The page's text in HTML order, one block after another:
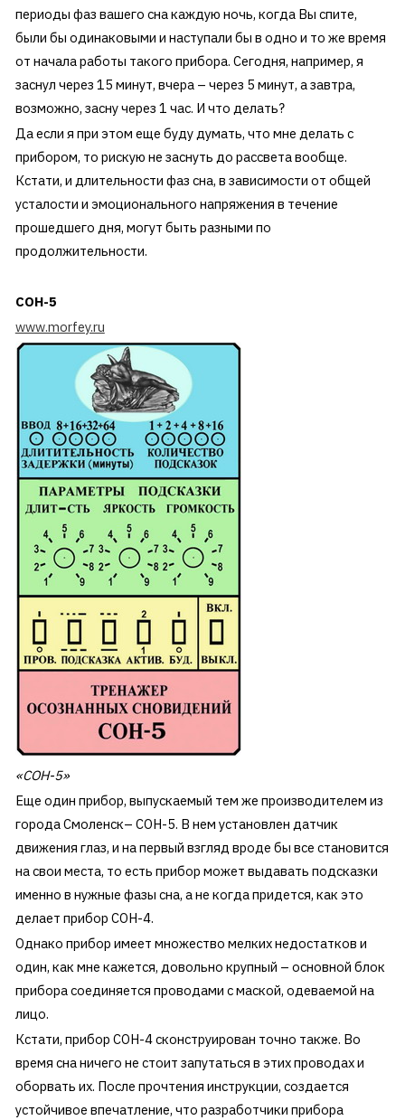
периоды фаз вашего сна каждую ночь, когда Вы спите,
были бы одинаковыми и наступали бы в одно и то же время
от начала работы такого прибора. Сегодня, например, я
заснул через 15 минут, вчера – через 5 минут, а завтра,
возможно, засну через 1 час. И что делать?
Да если я при этом еще буду думать, что мне делать с
прибором, то рискую не заснуть до рассвета вообще.
Кстати, и длительности фаз сна, в зависимости от общей
усталости и эмоционального напряжения в течение
прошедшего дня, могут быть разными по
продолжительности.
СОН-5
www.morfey.ru
«СОН-5»
Еще один прибор, выпускаемый тем же производителем из
города Смоленск– СОН-5. В нем установлен датчик
движения глаз, и на первый взгляд вроде бы все становится
на свои места, то есть прибор может выдавать подсказки
именно в нужные фазы сна, а не когда придется, как это
делает прибор СОН-4.
Однако прибор имеет множество мелких недостатков и
один, как мне кажется, довольно крупный – основной блок
прибора соединяется проводами с маской, одеваемой на
лицо.
Кстати, прибор СОН-4 сконструирован точно также. Во
время сна ничего не стоит запутаться в этих проводах и
оборвать их. После прочтения инструкции, создается
устойчивое впечатление, что разработчики прибора